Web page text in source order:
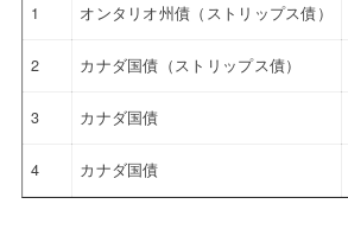
1 オンタリオ州債（ストリップス債）
2 カナダ国債（ストリップス債）
3 カナダ国債
4 カナダ国債